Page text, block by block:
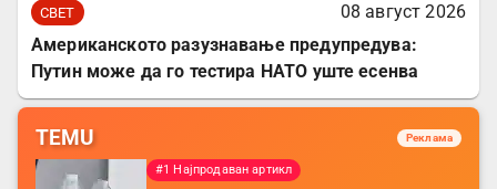
СВЕТ
08 август 2026
Американското разузнавање предупредува:
Путин може да го тестира НАТО уште есенва
TEMU Реклама
#1 Најпродаван артикл